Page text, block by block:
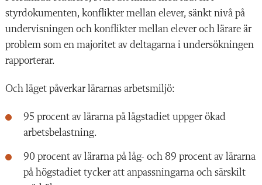
styrdokumenten, konflikter mellan elever, sänkt nivå på
undervisningen och konflikter mellan elever och lärare är
problem som en majoritet av deltagarna i undersökningen
rapporterar.
Och läget påverkar lärarnas arbetsmiljö:
95 procent av lärarna på lågstadiet uppger ökad
arbetsbelastning.
90 procent av lärarna på låg- och 89 procent av lärarna
på högstadiet tycker att anpassningarna och särskilt